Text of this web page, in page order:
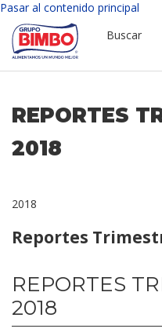
Pasar al contenido principal
Buscar
REPORTES
2018
2018
Reportes
REPORTES
2018